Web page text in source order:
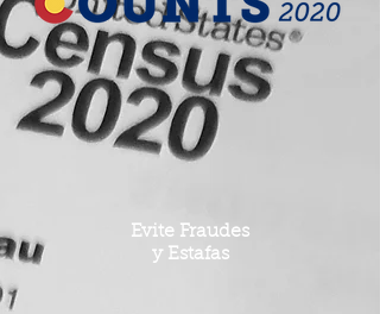
Evite Fraudes
y Estafas